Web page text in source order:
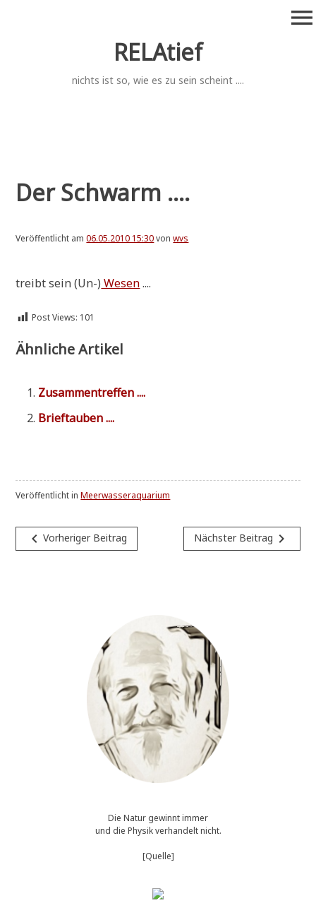
RELAtief
nichts ist so, wie es zu sein scheint ....
menu
Der Schwarm ....
Veröffentlicht am06.05.2010 15:30vonwvs
treibt sein (Un-) Wesen....
Post Views: 101
Ähnliche Artikel
Zusam­men­tref­fen ....
Brief­tau­ben ....
Veröffentlicht inMeerwasseraquarium
Beitragsnavigation
navigate_beforeVorheriger Beitrag Nächster Beitrag navigate_next
Die Natur gewinnt immer
und die Physik verhandelt nicht.
[Quelle]